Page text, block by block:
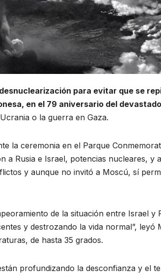
para evitar que se
en el 79 aniversario del
o la guerra en Gaza.
la ceremonia en el Parque
a Rusia e Israel, potencias nucleares, y
y aunque no invitó a Moscú, sí
de la situación entre Israel y
y destrozando la vida normal”, leyó
de hasta 35 grados.
profundizando la desconfianza y el